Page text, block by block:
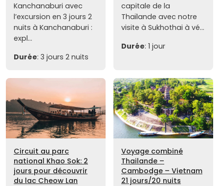
Kanchanaburi avec
l’excursion en 3 jours 2
nuits à Kanchanaburi :
expl...
Durée: 3 jours 2 nuits
capitale de la
Thaïlande avec notre
visite à Sukhothai à vé...
Durée: 1 jour
Circuit au parc
national Khao Sok: 2
jours pour découvrir
du lac Cheow Lan
Voyage combiné
Thailande –
Cambodge – Vietnam
21 jours/20 nuits